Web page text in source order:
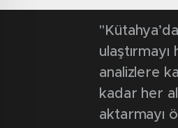
analizlere
kadar her
aktarmayı